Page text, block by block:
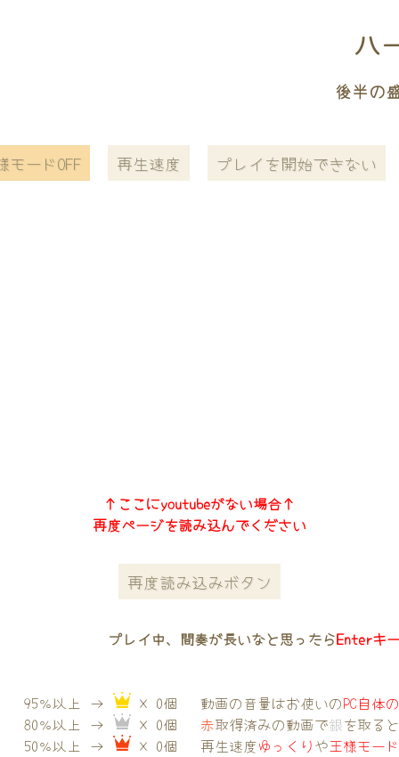
ハ
後半の
モードOFF 再生速度 プレイを開始できない
↑ここにyoutubeがない場合↑
再度ページを読み込んでください
再度読み込みボタン
プレイ中、間奏が長いなと思ったらEnterキ
95％以上 →
× 0個
80％以上 →
× 0個
50％以上 →
× 0個
動画の音量はお使いのPC自体
赤取得済みの動画で銀を取る
再生速度ゆっくりや王様モー